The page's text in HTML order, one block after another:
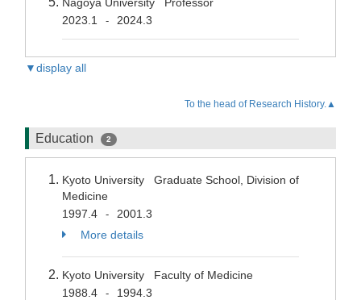
2023.1
- 2024.3
▼display all
To the head of Research History.▲
Education 2
Kyoto University Graduate School, Division of
Medicine
1997.4
-
2001.3
More details
Kyoto University Faculty of Medicine
1988.4
-
1994.3